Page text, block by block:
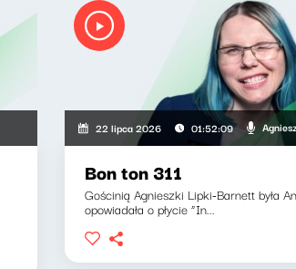
22 lipca 2026 01:52:09
Bon ton 311
Gościnią Agnieszki Lipki-Barnett była
opowiadała o płycie “In...